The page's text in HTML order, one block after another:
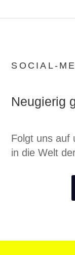
SOCIAL-
Neugierig
Folgt uns auf
in die Welt